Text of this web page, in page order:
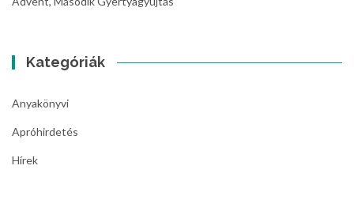
Kategóriák
Anyakönyvi
Apróhirdetés
Hírek